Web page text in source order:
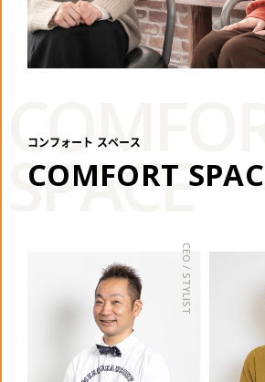
コンフォート スペース
COMFORT SPAC
COMFORT
SPACE
CEO / STYLIST